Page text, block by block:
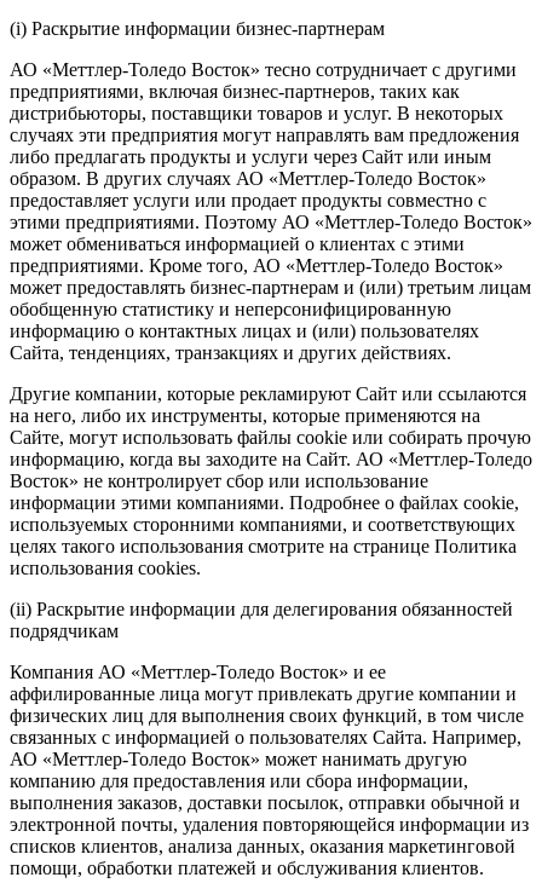
(i) Раскрытие информации бизнес-партнерам
АО «Меттлер-Толедо Восток» тесно сотрудничает с другими
предприятиями, включая бизнес-партнеров, таких как
дистрибьюторы, поставщики товаров и услуг. В некоторых
случаях эти предприятия могут направлять вам предложения
либо предлагать продукты и услуги через Сайт или иным
образом. В других случаях АО «Меттлер-Толедо Восток»
предоставляет услуги или продает продукты совместно с
этими предприятиями. Поэтому АО «Меттлер-Толедо Восток»
может обмениваться информацией о клиентах с этими
предприятиями. Кроме того, АО «Меттлер-Толедо Восток»
может предоставлять бизнес-партнерам и (или) третьим лицам
обобщенную статистику и неперсонифицированную
информацию о контактных лицах и (или) пользователях
Сайта, тенденциях, транзакциях и других действиях.
Другие компании, которые рекламируют Сайт или ссылаются
на него, либо их инструменты, которые применяются на
Сайте, могут использовать файлы cookie или собирать прочую
информацию, когда вы заходите на Сайт. АО «Меттлер-Толедо
Восток» не контролирует сбор или использование
информации этими компаниями. Подробнее о файлах cookie,
используемых сторонними компаниями, и соответствующих
целях такого использования смотрите на странице Политика
использования cookies.
(ii) Раскрытие информации для делегирования обязанностей
подрядчикам
Компания АО «Меттлер-Толедо Восток» и ее
аффилированные лица могут привлекать другие компании и
физических лиц для выполнения своих функций, в том числе
связанных с информацией о пользователях Сайта. Например,
АО «Меттлер-Толедо Восток» может нанимать другую
компанию для предоставления или сбора информации,
выполнения заказов, доставки посылок, отправки обычной и
электронной почты, удаления повторяющейся информации из
списков клиентов, анализа данных, оказания маркетинговой
помощи, обработки платежей и обслуживания клиентов.